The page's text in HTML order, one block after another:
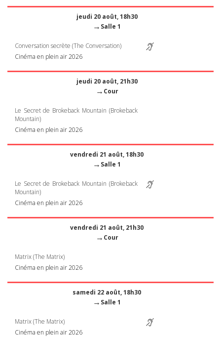
jeudi 20 août, 18h30
→ Salle 1
Conversation secrète (The Conversation)
Cinéma en plein air 2026
jeudi 20 août, 21h30
→ Cour
Le Secret de Brokeback Mountain (Brokeback
Mountain)
Cinéma en plein air 2026
vendredi 21 août, 18h30
→ Salle 1
Le Secret de Brokeback Mountain (Brokeback
Mountain)
Cinéma en plein air 2026
vendredi 21 août, 21h30
→ Cour
Matrix (The Matrix)
Cinéma en plein air 2026
samedi 22 août, 18h30
→ Salle 1
Matrix (The Matrix)
Cinéma en plein air 2026